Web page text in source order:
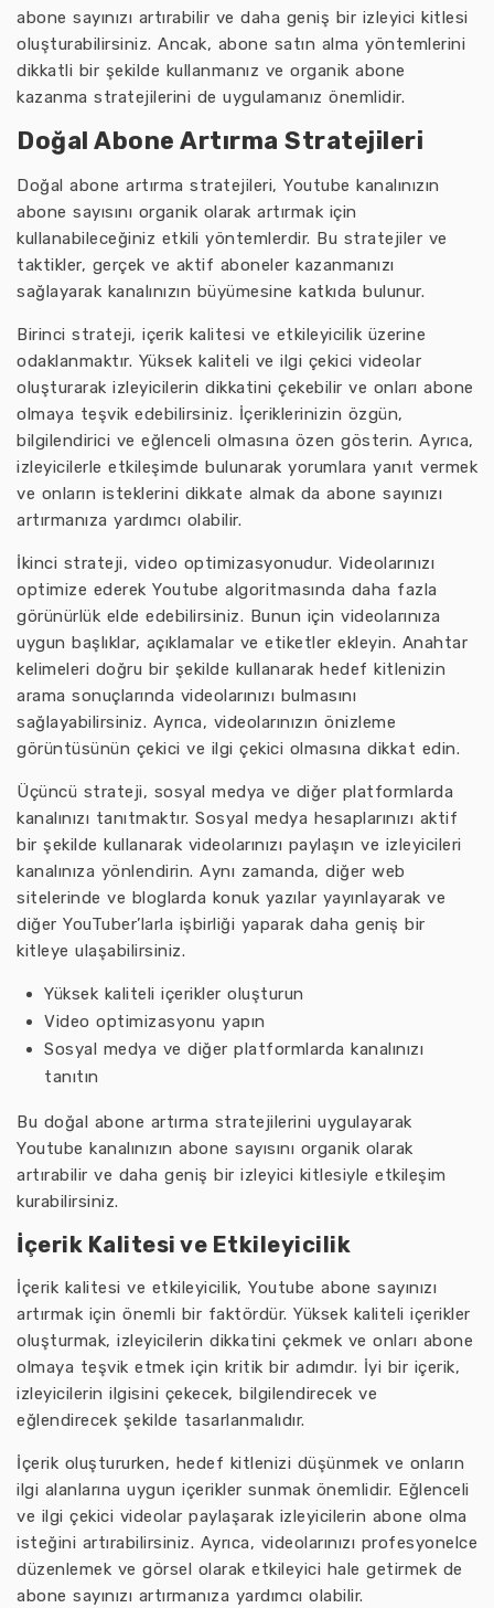
abone sayınızı artırabilir ve daha geniş bir izleyici kitlesi
oluşturabilirsiniz. Ancak, abone satın alma yöntemlerini
dikkatli bir şekilde kullanmanız ve organik abone
kazanma stratejilerini de uygulamanız önemlidir.
Doğal Abone Artırma Stratejileri
Doğal abone artırma stratejileri, Youtube kanalınızın
abone sayısını organik olarak artırmak için
kullanabileceğiniz etkili yöntemlerdir. Bu stratejiler ve
taktikler, gerçek ve aktif aboneler kazanmanızı
sağlayarak kanalınızın büyümesine katkıda bulunur.
Birinci strateji, içerik kalitesi ve etkileyicilik üzerine
odaklanmaktır. Yüksek kaliteli ve ilgi çekici videolar
oluşturarak izleyicilerin dikkatini çekebilir ve onları abone
olmaya teşvik edebilirsiniz. İçeriklerinizin özgün,
bilgilendirici ve eğlenceli olmasına özen gösterin. Ayrıca,
izleyicilerle etkileşimde bulunarak yorumlara yanıt vermek
ve onların isteklerini dikkate almak da abone sayınızı
artırmanıza yardımcı olabilir.
İkinci strateji, video optimizasyonudur. Videolarınızı
optimize ederek Youtube algoritmasında daha fazla
görünürlük elde edebilirsiniz. Bunun için videolarınıza
uygun başlıklar, açıklamalar ve etiketler ekleyin. Anahtar
kelimeleri doğru bir şekilde kullanarak hedef kitlenizin
arama sonuçlarında videolarınızı bulmasını
sağlayabilirsiniz. Ayrıca, videolarınızın önizleme
görüntüsünün çekici ve ilgi çekici olmasına dikkat edin.
Üçüncü strateji, sosyal medya ve diğer platformlarda
kanalınızı tanıtmaktır. Sosyal medya hesaplarınızı aktif
bir şekilde kullanarak videolarınızı paylaşın ve izleyicileri
kanalınıza yönlendirin. Aynı zamanda, diğer web
sitelerinde ve bloglarda konuk yazılar yayınlayarak ve
diğer YouTuber’larla işbirliği yaparak daha geniş bir
kitleye ulaşabilirsiniz.
Yüksek kaliteli içerikler oluşturun
Video optimizasyonu yapın
Sosyal medya ve diğer platformlarda kanalınızı
tanıtın
Bu doğal abone artırma stratejilerini uygulayarak
Youtube kanalınızın abone sayısını organik olarak
artırabilir ve daha geniş bir izleyici kitlesiyle etkileşim
kurabilirsiniz.
İçerik Kalitesi ve Etkileyicilik
İçerik kalitesi ve etkileyicilik, Youtube abone sayınızı
artırmak için önemli bir faktördür. Yüksek kaliteli içerikler
oluşturmak, izleyicilerin dikkatini çekmek ve onları abone
olmaya teşvik etmek için kritik bir adımdır. İyi bir içerik,
izleyicilerin ilgisini çekecek, bilgilendirecek ve
eğlendirecek şekilde tasarlanmalıdır.
İçerik oluştururken, hedef kitlenizi düşünmek ve onların
ilgi alanlarına uygun içerikler sunmak önemlidir. Eğlenceli
ve ilgi çekici videolar paylaşarak izleyicilerin abone olma
isteğini artırabilirsiniz. Ayrıca, videolarınızı profesyonelce
düzenlemek ve görsel olarak etkileyici hale getirmek de
abone sayınızı artırmanıza yardımcı olabilir.